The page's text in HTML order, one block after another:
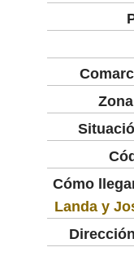
Cómo
Landa y